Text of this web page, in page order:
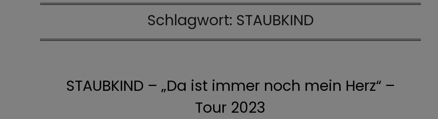
Schlagwort: STAUBKIND
STAUBKIND – „Da ist immer noch mein Herz“ –
Tour 2023